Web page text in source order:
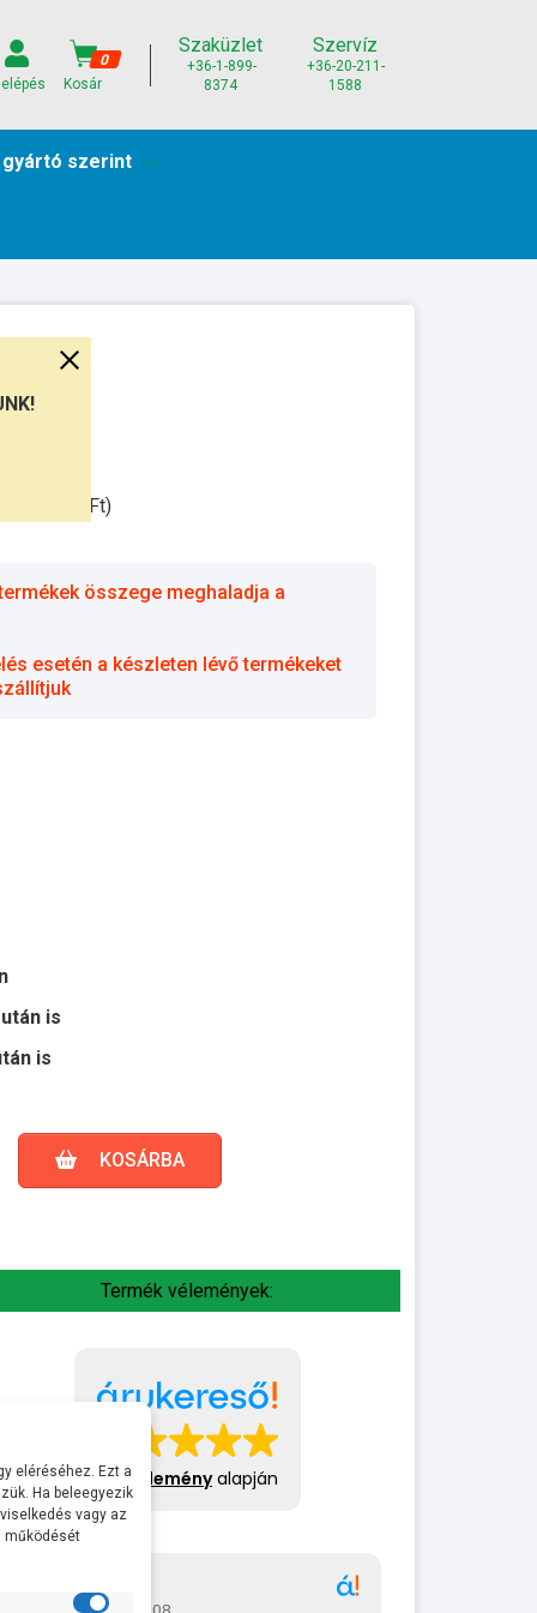
0
Kosár
Szaküzlet
+36-1-899-
8374
Szervíz
+36-20-211-
1588
szerint
3.000Ft)
összege meghaladja a
esetén a készleten lévő termékeket
is
is
KOSÁRBA
Termék vélemények:
413 véleményalapján
Gábor
eléréséhez. Ezt a
Ha beleegyezik
vagy az
működését